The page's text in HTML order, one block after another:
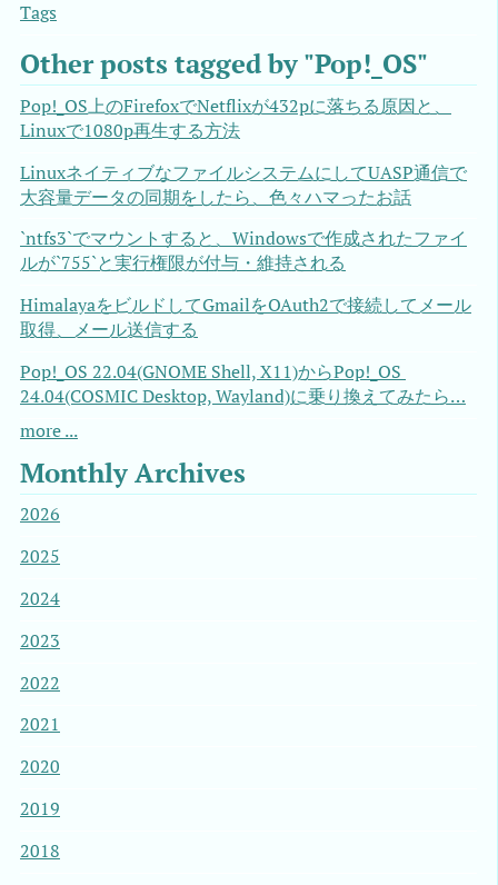
Tags
Other posts tagged by "Pop!_OS"
Pop!_OS上のFirefoxでNetflixが432pに落ちる原因と、
Linuxで1080p再生する方法
LinuxネイティブなファイルシステムにしてUASP通信で
大容量データの同期をしたら、色々ハマったお話
`ntfs3`でマウントすると、Windowsで作成されたファイ
ルが`755`と実行権限が付与・維持される
HimalayaをビルドしてGmailをOAuth2で接続してメール
取得、メール送信する
Pop!_OS 22.04(GNOME Shell, X11)からPop!_OS
24.04(COSMIC Desktop, Wayland)に乗り換えてみたら…
more ...
Monthly Archives
2026
2025
2024
2023
2022
2021
2020
2019
2018